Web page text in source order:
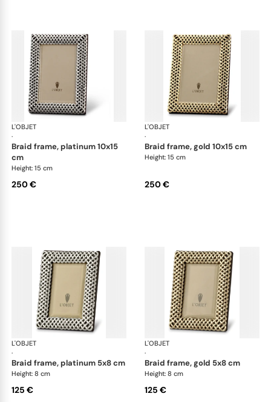
L'OBJET
·
Picture Frames
braid frame, platinum 10x15
cm
Height: 15 cm
250 €
L'OBJET
·
braid frame, gold 10x15 cm
Height: 15 cm
250 €
L'OBJET
·
Picture Frames
braid frame, platinum 5x8 cm
Height: 8 cm
125 €
L'OBJET
·
braid frame, gold 5x8 cm
Height: 8 cm
125 €